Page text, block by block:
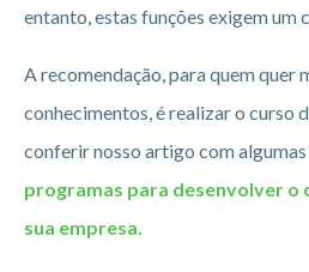
entanto, estas funções exigem um
A recomendação, para quem quer
conhecimentos, é realizar o curso
conferir nosso artigo com
programas para desenvolver o
sua empresa.